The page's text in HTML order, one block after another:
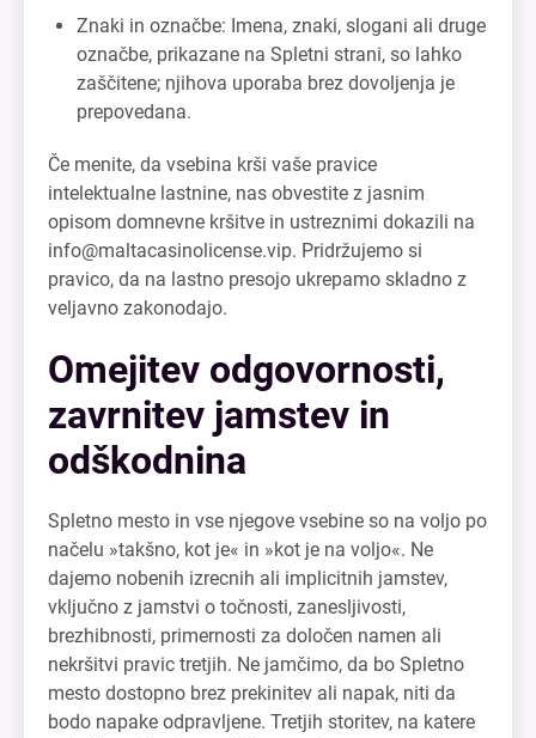
Znaki in označbe: Imena, znaki, slogani ali druge
označbe, prikazane na Spletni strani, so lahko
zaščitene; njihova uporaba brez dovoljenja je
prepovedana.
Če menite, da vsebina krši vaše pravice
intelektualne lastnine, nas obvestite z jasnim
opisom domnevne kršitve in ustreznimi dokazili na
info@maltacasinolicense.vip. Pridržujemo si
pravico, da na lastno presojo ukrepamo skladno z
veljavno zakonodajo.
Omejitev odgovornosti,
zavrnitev jamstev in
odškodnina
Spletno mesto in vse njegove vsebine so na voljo po
načelu »takšno, kot je« in »kot je na voljo«. Ne
dajemo nobenih izrecnih ali implicitnih jamstev,
vključno z jamstvi o točnosti, zanesljivosti,
brezhibnosti, primernosti za določen namen ali
nekršitvi pravic tretjih. Ne jamčimo, da bo Spletno
mesto dostopno brez prekinitev ali napak, niti da
bodo napake odpravljene. Tretjih storitev, na katere